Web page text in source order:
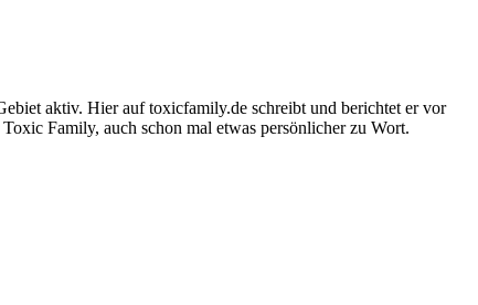
aktiv. Hier auf toxicfamily.de schreibt und berichtet er vor
Family, auch schon mal etwas persönlicher zu Wort.